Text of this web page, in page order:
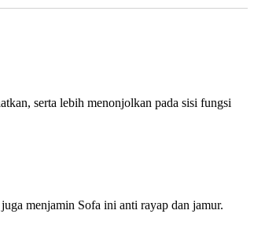
serta lebih menonjolkan pada sisi fungsi
menjamin Sofa ini anti rayap dan jamur.